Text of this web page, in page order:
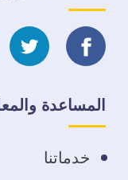
تابعنا
على
فيسبوك
المساعدة
خدماتنا